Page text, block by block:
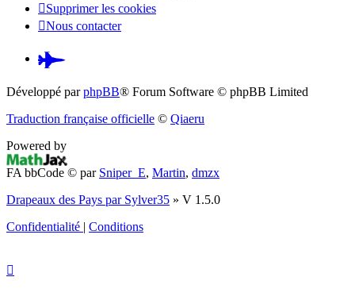
Supprimer les cookies
Nous contacter
Pardus.at
(S’ouvre
nouvel
Développé parphpBB® Forum Software © phpBB Limited
Traduction française officielle © Qiaeru
Powered by
FA bbCode © par Sniper_E, Martin, dmzx
Drapeaux des Pays par Sylver35 » V 1.5.0
Confidentialité | Conditions